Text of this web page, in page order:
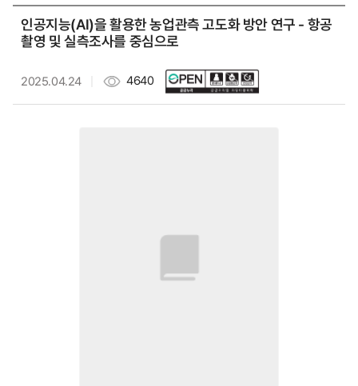
로
고
인공지능(AI)을 활용한 농업관측 고도화 방안 연구 - 항공
촬영 및 실측조사를 중심으로
2025.04.24 4640